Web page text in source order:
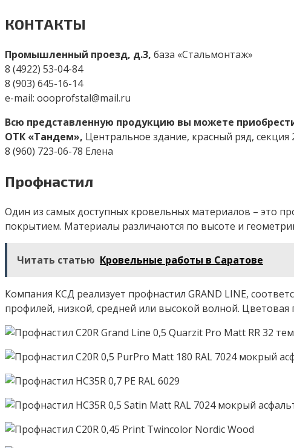
КОНТАКТЫ
Промышленный проезд, д.3, база «Стальмонтаж»
8 (4922) 53-04-84
8 (903) 645-16-14
e-mail: oooprofstal@mail.ru
Всю представленную продукцию вы можете
ОТК «Тандем», Центральное здание, красный ряд, секция
8 (960) 723-06-78 Елена
Профнастил
Один из самых доступных кровельных материалов – это
покрытием. Материалы различаются по высоте и
Читать статью Кровельные работы в Саратове
Компания КСД реализует профнастил GRAND LINE,
профилей, низкой, средней или высокой волной. Цветовая